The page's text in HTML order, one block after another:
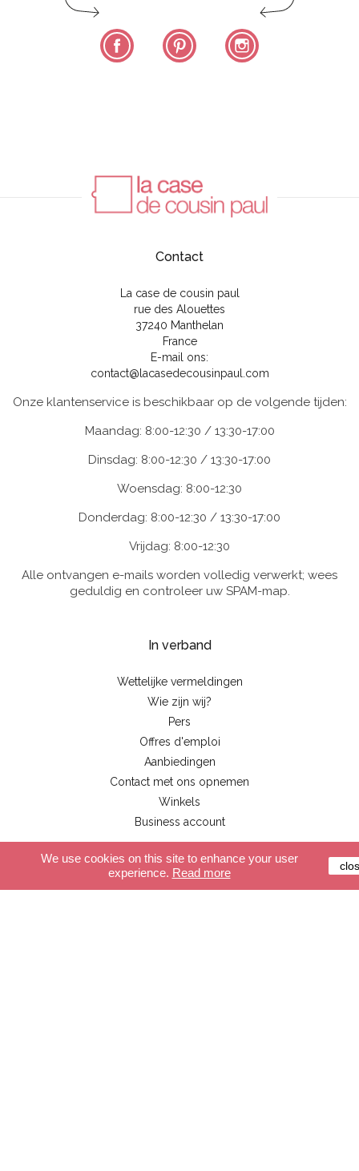
Facebook Pinterest
Contact
La case de cousin paul
rue des Alouettes
37240 Manthelan
France
E-mail ons:
contact@lacasedecousinpaul.com
Onze klantenservice is beschikbaar op de volgende tijden:
Maandag: 8:00-12:30 / 13:30-17:00
Dinsdag: 8:00-12:30 / 13:30-17:00
Woensdag: 8:00-12:30
Donderdag: 8:00-12:30 / 13:30-17:00
Vrijdag: 8:00-12:30
Alle ontvangen e-mails worden volledig verwerkt; wees
geduldig en controleer uw SPAM-map.
In verband
Wettelijke vermeldingen
Wie zijn wij?
Pers
Offres d'emploi
Aanbiedingen
Contact met ons opnemen
Winkels
Business account
Klantenservice
We use cookies on this site to enhance your user
experience. Read more